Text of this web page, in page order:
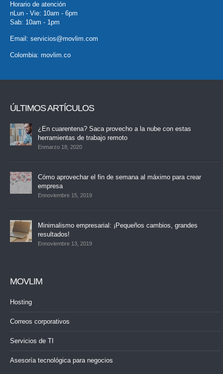
Horario de atención
nLun - Vie: 10am - 6pm
Sab: 10am - 1pm
Email: servicios@movlim.com
Colombia: movlim.co
ÚLTIMOS ARTÍCULOS
¿En cuarentena? Saca provecho a la nube con estas
herramientas de trabajo remoto
Enmarzo 18, 2020
Cómo aprovechar el fin de semana al máximo para crear
empresa
Ennoviembre 15, 2019
Minimalismo empresarial: ¡Pequeños cambios, grandes
resultados!
Ennoviembre 13, 2019
MOVLIM
Hosting
Correos corporativos
Servicios de TI
Asesoría tecnológica para negocios